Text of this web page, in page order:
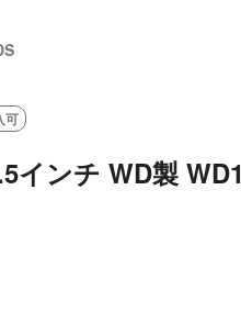
可
インチ WD製 WD1